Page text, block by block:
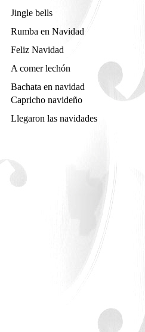
Jingle bells
Rumba en Navidad
Feliz Navidad
A comer lechón
Bachata en navidad
Capricho navideño
Llegaron las navidades